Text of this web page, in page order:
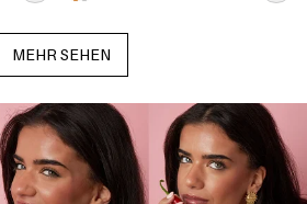
MEHR SEHEN